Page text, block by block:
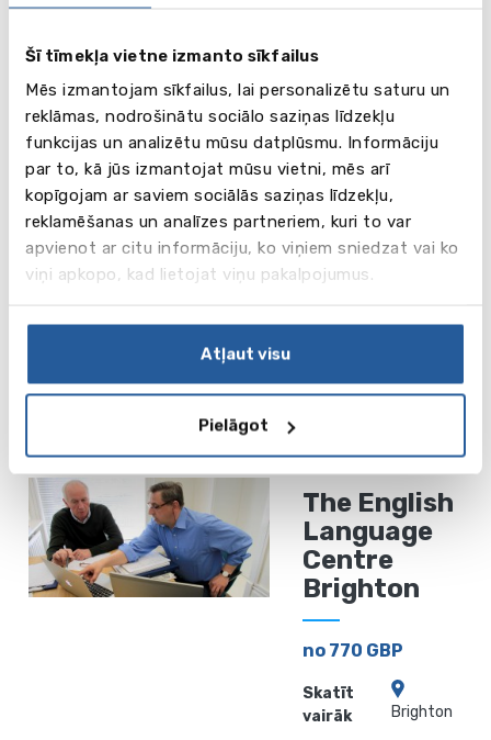
Šī tīmekļa vietne izmanto sīkfailus
Mēs izmantojam sīkfailus, lai personalizētu saturu un
reklāmas, nodrošinātu sociālo saziņas līdzekļu
funkcijas un analizētu mūsu datplūsmu. Informāciju
par to, kā jūs izmantojat mūsu vietni, mēs arī
kopīgojam ar saviem sociālās saziņas līdzekļu,
reklamēšanas un analīzes partneriem, kuri to var
apvienot ar citu informāciju, ko viņiem sniedzat vai ko
viņi apkopo, kad lietojat viņu pakalpojumus.
Atļaut visu
Pielāgot
vairāk
Worcester
The English
Language
Centre
Brighton
no 770 GBP
Skatīt
vairāk
Brighton